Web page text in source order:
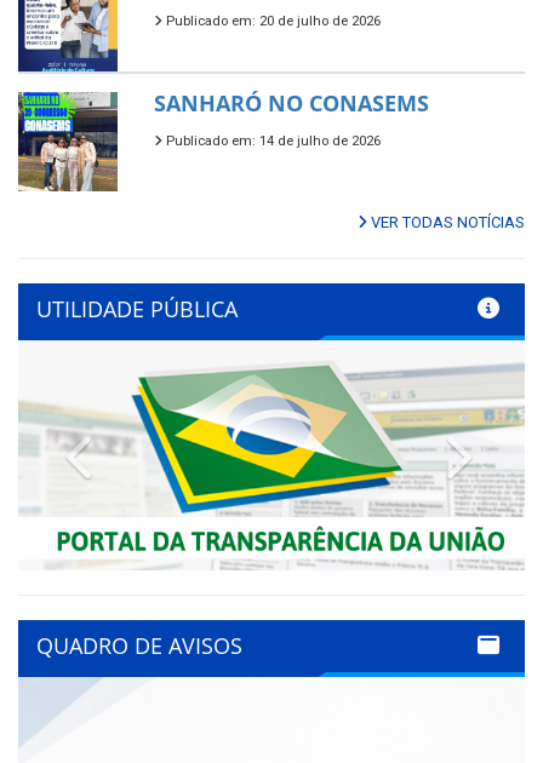
Publicado em: 20 de julho de 2026
SANHARÓ NO CONASEMS
Publicado em: 14 de julho de 2026
VER TODAS NOTÍCIAS
UTILIDADE PÚBLICA
Previous Next
QUADRO DE AVISOS